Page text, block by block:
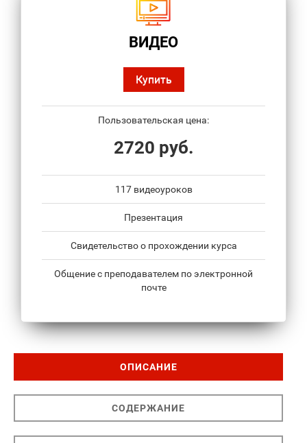
ВИДЕО
Купить
Пользовательская цена:
2720 руб.
117 видеоуроков
Презентация
Свидетельство о прохождении курса
Общение с преподавателем по электронной
почте
ОПИСАНИЕ
СОДЕРЖАНИЕ